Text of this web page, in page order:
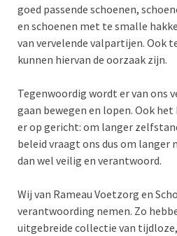
goed passende schoenen,
en schoenen met te smalle
van vervelende valpartijen. Ook
kunnen hiervan de oorzaak zijn.
Tegenwoordig wordt er van ons
gaan bewegen en lopen. Ook het
er op gericht: om langer
beleid vraagt ons dus om langer
dan wel veilig en verantwoord.
Wij van Rameau Voetzorg en
verantwoording nemen. Zo
uitgebreide collectie van